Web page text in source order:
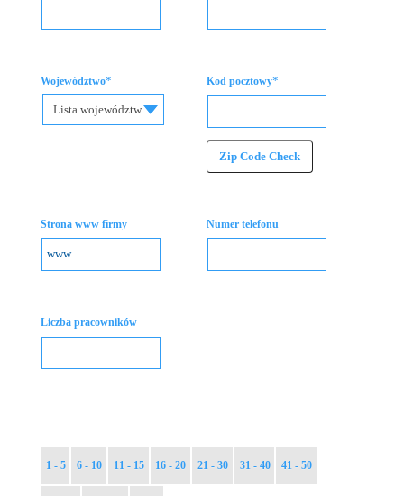
Województwo*
Lista województw
Kod pocztowy*
Zip Code Check
Strona www firmy Numer telefonu
Liczba pracowników
1 - 5 6 - 10 11 - 15 16 - 20 21 - 30 31 - 40 41 - 50